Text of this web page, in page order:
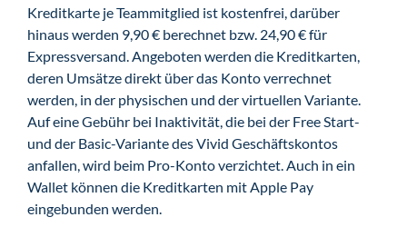
Kreditkarte je Teammitglied ist kostenfrei, darüber
hinaus werden 9,90 € berechnet bzw. 24,90 € für
Expressversand. Angeboten werden die Kreditkarten,
deren Umsätze direkt über das Konto verrechnet
werden, in der physischen und der virtuellen Variante.
Auf eine Gebühr bei Inaktivität, die bei der Free Start-
und der Basic-Variante des Vivid Geschäftskontos
anfallen, wird beim Pro-Konto verzichtet. Auch in ein
Wallet können die Kreditkarten mit Apple Pay
eingebunden werden.